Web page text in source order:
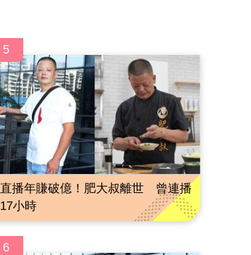
5
直播年賺破億！肥大叔離世 曾連播
17小時
6